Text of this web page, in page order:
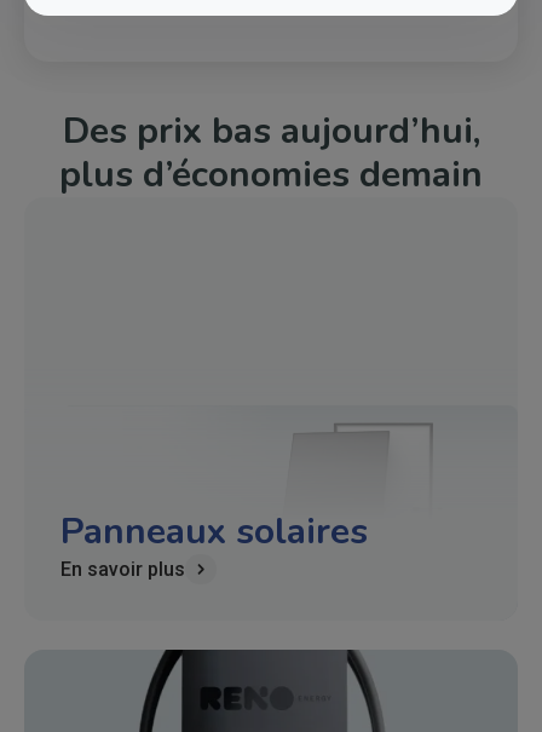
Des prix bas aujourd’hui,
plus d’économies demain
Panneaux solaires
En savoir plus